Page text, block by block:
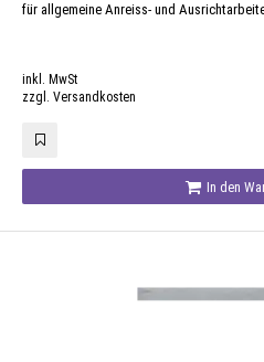
für allgemeine Anreiss- und
inkl. MwSt
zzgl. Versandkosten
In den